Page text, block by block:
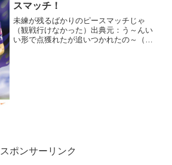
スマッチ！
未練が残るばかりのピースマッチじゃ
（観戦行けなかった）出典元：う～んい
い形で点獲れたが追いつかれたの～（こ
スポンサーリンク